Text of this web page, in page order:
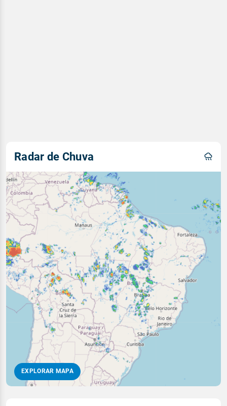
Radar de Chuva
EXPLORAR MAPA